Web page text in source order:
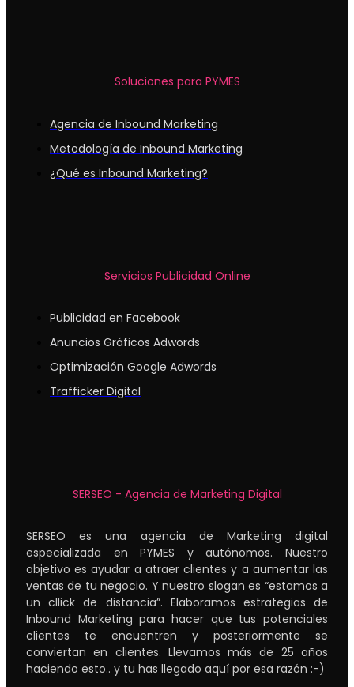
Soluciones para PYMES
Agencia de Inbound Marketing
Metodología de Inbound Marketing
¿Qué es Inbound Marketing?
Servicios Publicidad Online
Publicidad en Facebook
Anuncios Gráficos Adwords
Optimización Google Adwords
Trafficker Digital
SERSEO - Agencia de Marketing Digital
SERSEO es una agencia de Marketing digital
especializada en PYMES y autónomos. Nuestro
objetivo es ayudar a atraer clientes y a aumentar las
ventas de tu negocio. Y nuestro slogan es “estamos a
un cllick de distancia”. Elaboramos estrategias de
Inbound Marketing para hacer que tus potenciales
clientes te encuentren y posteriormente se
conviertan en clientes. Llevamos más de 25 años
haciendo esto.. y tu has llegado aquí por esa razón :-)